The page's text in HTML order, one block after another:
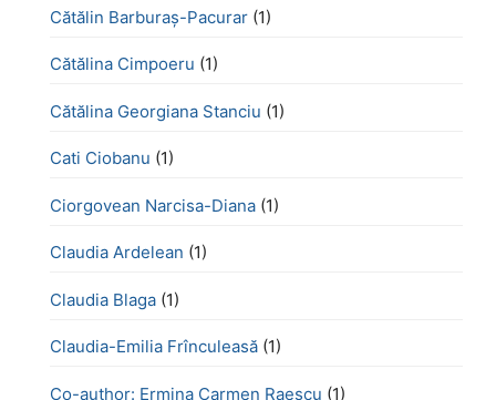
Cătălin Barburaș-Pacurar (1)
Cătălina Cimpoeru (1)
Cătălina Georgiana Stanciu (1)
Cati Ciobanu (1)
Ciorgovean Narcisa-Diana (1)
Claudia Ardelean (1)
Claudia Blaga (1)
Claudia-Emilia Frînculeasă (1)
Co-author: Ermina Carmen Raescu (1)